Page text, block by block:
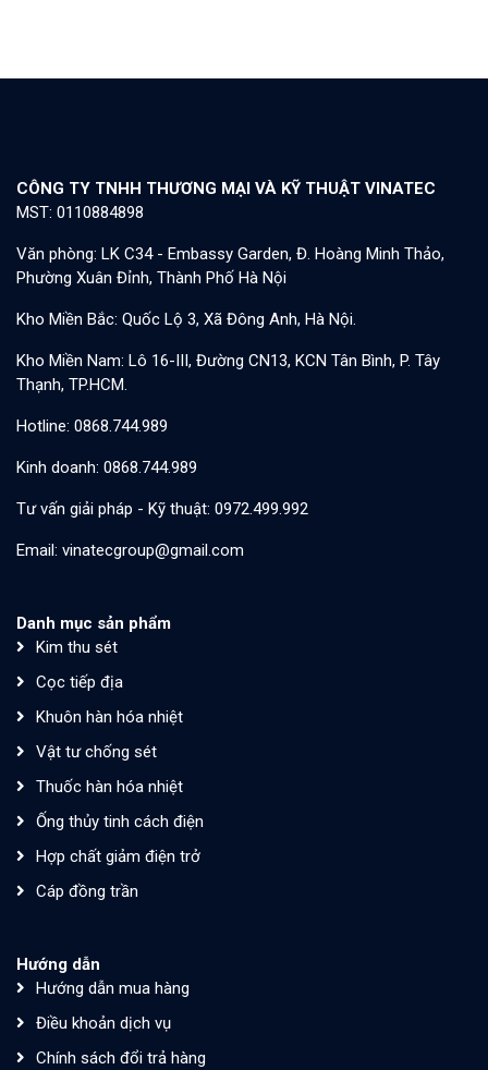
CÔNG TY TNHH THƯƠNG MẠI VÀ KỸ THUẬT VINATEC
MST: 0110884898
Văn phòng: LK C34 - Embassy Garden, Đ. Hoàng Minh Thảo,
Phường Xuân Đỉnh, Thành Phố Hà Nội
Kho Miền Bắc: Quốc Lộ 3, Xã Đông Anh, Hà Nội.
Kho Miền Nam: Lô 16-III, Đường CN13, KCN Tân Bình, P. Tây
Thạnh, TP.HCM.
Hotline: 0868.744.989
Kinh doanh: 0868.744.989
Tư vấn giải pháp - Kỹ thuật: 0972.499.992
Email: vinatecgroup@gmail.com
Danh mục sản phẩm
Kim thu sét
Cọc tiếp địa
Khuôn hàn hóa nhiệt
Vật tư chống sét
Thuốc hàn hóa nhiệt
Ống thủy tinh cách điện
Hợp chất giảm điện trở
Cáp đồng trần
Hướng dẫn
Hướng dẫn mua hàng
Điều khoản dịch vụ
Chính sách đổi trả hàng